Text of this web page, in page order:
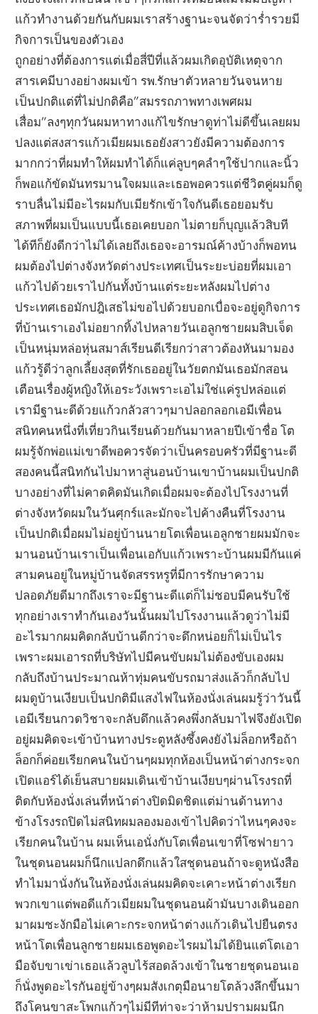
แก้วทำงานด้วยกันกับผมเราสร้างฐานะจนจัดว่าร่ำรวยมี
กิจการเป็นของตัวเอง
ถูกอย่างที่ต้องการแต่เมื่อสี่ปีที่แล้วผมเกิดอุบัติเหตุจาก
สารเคมีบางอย่างผมเข้า รพ.รักษาตัวหลายวันจนหาย
เป็นปกติแต่ที่ไม่ปกติคือ”สมรรถภาพทางเพศผม
เสื่อม”ลงๆทุกวันผมหาทางแก้ไขรักษาดูท่าไม่ดีขึ้นเลยผม
ปลงแต่สงสารแก้วเมียผมเธอยังสาวยังมีความต้องการ
มากกว่าที่ผมทำให้ผมทำได้ก็แค่ลูบๆคลำๆใช้ปากและนิ้ว
ก็พอแก้ขัดมันทรมานใจผมและเธอพอควรแต่ชีวิตคู่ผมก็ดู
ราบลื่นไม่มีอะไรผมกับเมียรักเข้าใจกันดีเธอยอมรับ
สภาพที่ผมเป็นแบบนี้เธอเคยบอก ไม่ตายก็บุญแล้วสิบที
ได้ทีก็ยังดีกว่าไม่ได้เลยถึงเธอจะอารมณ์ค้างบ้างก็พอทน
ผมต้องไปต่างจังหวัดต่างประเทศเป็นระยะบ่อยที่ผมเอา
แก้วไปด้วยเราไปกันทั้งบ้านแต่ระยะหลังผมไปต่าง
ประเทศเธอมักปฎิเสธไม่ขอไปด้วยบอกเบื่อจะอยู่ดูกิจการ
ที่บ้านเราเองไม่อยากทิ้งไปหลายวันเอลูกชายผมสิบเจ็ด
เป็นหนุ่มหล่อหุ่นสมาส์เรียนดีเรียกว่าสาวต้องหันมามอง
แก้วรู้ดีว่าลูกเลี้ยงสุดที่รักเธออยู่ในวัยตกมันเธอมักสอน
เตือนเรื่องผู้หญิงให้เอระวังเพราะเอไม่ใช่แค่รูปหล่อแต่
เรามีฐานะดีด้วยแก้วกลัวสาวๆมาปลอกลอกเอมีเพื่อน
สนิทคนหนึ่งที่เที่ยวกินเรียนด้วยกันมาหลายปีเข้าชื่อ โต
ผมรู้จักพ่อแม่เขาดีพอควรจัดว่าเป็นครอบครัวที่มีฐานะดี
สองคนนี้สนิทกันไปมาหาสู่นอนบ้านเขาบ้านผมเป็นปกติ
บางอย่างที่ไม่คาดคิดมันเกิดเมื่อผมจะต้องไปโรงงานที่
ต่างจังหวัดผมในวันศุกร์และมักจะไปค้างคืนที่โรงงาน
เป็นปกติเมื่อผมไม่อยู่บ้านนายโตเพื่อนเอลูกชายผมมักจะ
มานอนบ้านเราเป็นเพื่อนเอกับแก้วเพราะบ้านผมมีกันแค่
สามคนอยู่ในหมู่บ้านจัดสรรหรูที่มีการรักษาความ
ปลอดภัยดีมากถึงเราจะมีฐานะดีแต่ก็ไม่ชอบมีคนรับใช้
ทุกอย่างเราทำกันเองวันนั้นผมไปโรงงานแล้วดูว่าไม่มี
อะไรมากผมคิดกลับบ้านดีกว่าจะดึกหน่อยก็ไม่เป็นไร
เพราะผมเอารถที่บริษัทไปมีคนขับผมไม่ต้องขับเองผม
กลับถึงบ้านประมาณห้าทุ่มคนขับรถมาส่งแล้วก็กลับไป
ผมดูบ้านเงียบเป็นปกติมีแสงไฟในห้องนั่งเล่นผมรู้ว่าวันนี้
เอมีเรียนกวดวิชาจะกลับดึกแล้วคงพึ่งกลับมาไฟจึงยังเปิด
อยู่ผมคิดจะเข้าบ้านทางประตูหลังซึ้งคงยังไม่ล็อกหรือถ้า
ล็อกก็ค่อยเรียกคนในบ้านๆผมทุกห้องเป็นหน้าต่างกระจก
เปิดแอร์ได้เย็นสบายผมเดินเข้าบ้านเงียบๆผ่านโรงรถที่
ติดกับห้องนั่งเล่นที่หน้าต่างปิดมิดชิดแต่ม่านด้านทาง
ข้างโรงรถปิดไม่สนิทผมลองมองเข้าไปคิดว่าไหนๆคงจะ
เรียกคนในบ้าน ผมเห็นเอนั่งกับโตเพื่อนเขาที่โซฟายาว
ในชุดนอนผมก็นึกแปลกดึกแล้วใสชุดนอนถ้าจะดูหนังสือ
ทำไมมานั่งกันในห้องนั่งเล่นผมคิดจะเคาะหน้าต่างเรียก
พวกเขาแต่พอดีแก้วเมียผมในชุดนอนผ้ามันบางเดินออก
มาผมชะงักมือไม่เคาะกระจกหน้าต่างแก้วเดินไปยืนตรง
หน้าโตเพื่อนลูกชายผมเธอพูดอะไรผมไม่ได้ยินแต่โตเอา
มือจับขาเข่าเธอแล้วลูบไร้สอดล้วงเข้าในชายชุดนอนเอ
ก็นั่งพูดอะไรกันอยู่ข้างๆผมสังเกตุมือนายโตล้วงลึกขึ้นมา
ถึงโคนขาสะโพกแก้วๆไม่มีทีท่าจะว่าห้ามปรามผมนึก